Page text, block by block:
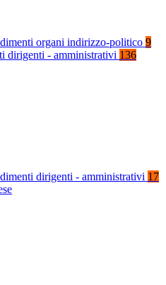
organi indirizzo-politico 9
dirigenti - amministrativi 136
dirigenti - amministrativi 17